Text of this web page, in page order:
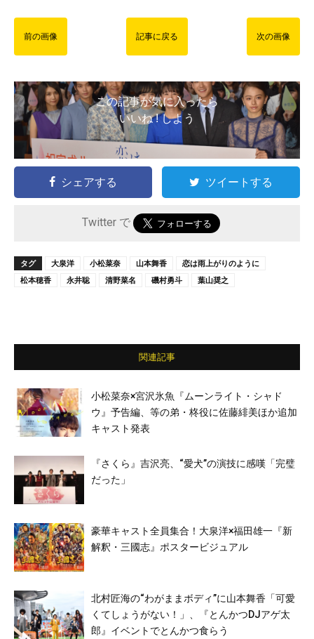
前の画像 記事に戻る 次の画像
この記事が気に入ったら
いいね ! しよう
シェアする ツイートする
Twitter で
タグ 大泉洋 小松菜奈 山本舞香
恋は雨上がりのように
松本穂香
永井聡 清野菜名 磯村勇斗 葉山奨之
関連記事
小松菜奈×宮沢氷魚『ムーンライト・シャド
ウ』予告編、等の弟・柊役に佐藤緋美ほか追加
キャスト発表
『さくら』吉沢亮、“愛⽝”の演技に感嘆「完璧
だった」
豪華キャスト全員集合！大泉洋×福田雄一『新
解釈・三國志』ポスタービジュアル
北村匠海の“わがままボディ”に山本舞香「可愛
くてしょうがない！」、『とんかつDJアゲ太
郎』イベントでとんかつ食らう